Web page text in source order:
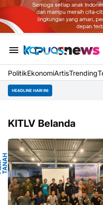
PolitikEkonomiArtisTrending
HEADLINE HARI INI
KITLV Belanda
H
NU